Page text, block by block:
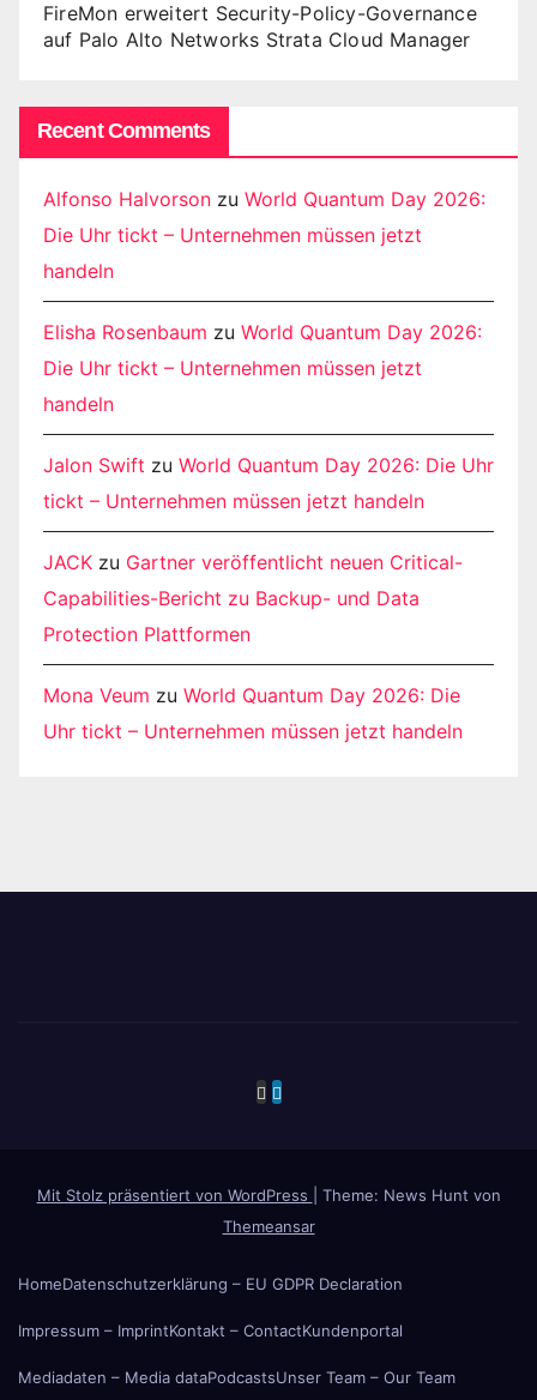
FireMon erweitert Security-Policy-Governance
auf Palo Alto Networks Strata Cloud Manager
Recent Comments
Alfonso Halvorson zu World Quantum Day 2026:
Die Uhr tickt – Unternehmen müssen jetzt
handeln
Elisha Rosenbaum zu World Quantum Day 2026:
Die Uhr tickt – Unternehmen müssen jetzt
handeln
Jalon Swift zu World Quantum Day 2026: Die Uhr
tickt – Unternehmen müssen jetzt handeln
JACK zu Gartner veröffentlicht neuen Critical-
Capabilities-Bericht zu Backup- und Data
Protection Plattformen
Mona Veum zu World Quantum Day 2026: Die
Uhr tickt – Unternehmen müssen jetzt handeln
Mit Stolz präsentiert von WordPress
Theme: News Hunt von
Themeansar
HomeDatenschutzerklärung – EU GDPR Declaration
Impressum – ImprintKontakt – ContactKundenportal
Mediadaten – Media dataPodcastsUnser Team – Our Team